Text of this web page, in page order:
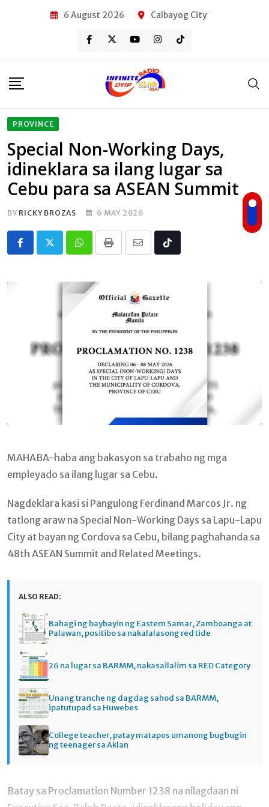
6 August 2026 Calbayog City
PROVINCE
Special Non-Working Days,
idineklara sa ilang lugar sa
Cebu para sa ASEAN Summit
BY RICKY BROZAS 6 MAY 2026
Whatsapp
Print
Share Tiktok
MAHABA-haba ang bakasyon sa trabaho ng mga
empleyado sa ilang lugar sa Cebu.
Nagdeklara kasi si Pangulong Ferdinand Marcos Jr. ng
tatlong araw na Special Non-Working Days sa Lapu-Lapu
City at bayan ng Cordova sa Cebu, bilang paghahanda sa
48th ASEAN Summit and Related Meetings.
ALSO READ:
Bahagi ng baybayin ng Eastern Samar, Zamboanga at
Palawan, positibo sa nakalalasong red tide
26 na lugar sa BARMM, nakasailalim sa RED Category
Unang tranche ng dagdag sahod sa BARMM,
ipatutupad sa Huwebes
College teacher, patay matapos umanong bugbugin
ng teenager sa Aklan
Batay sa Proclamation Number 1238 na nilagdaan ni